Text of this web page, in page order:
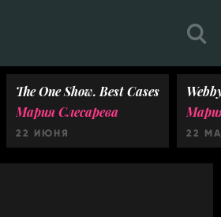
The One Show. Best Cases
Мария Слесарева
22 ИЮНЯ 22